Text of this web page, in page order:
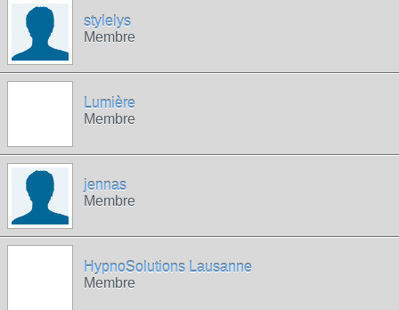
stylelys
Membre
Lumière
Membre
jennas
Membre
HypnoSolutions Lausanne
Membre